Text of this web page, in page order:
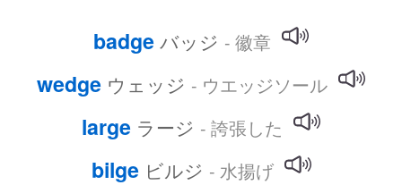
badge バッジ - 徽章
wedge ウェッジ - ウエッジソール
large ラージ - 誇張した
bilge ビルジ - 水揚げ